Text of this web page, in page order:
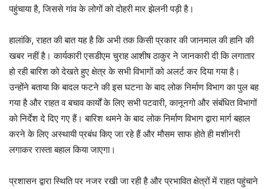
पहुंचाया है, जिससे गांव के लोगों को दोहरी मार झेलनी पड़ी है।
हालांकि, राहत की बात यह है कि अभी तक किसी प्रकार की जानमाल की हानि की
खबर नहीं है। कार्यकारी एसडीएम चुराह आशीष ठाकुर ने जानकारी दी कि लगातार
हो रही बारिश को देखते हुए क्षेत्र के सभी विभागों को अलर्ट कर दिया गया है।
उन्होंने बताया कि बादल फटने की इस घटना के बाद लोक निर्माण विभाग का पुल बह
गया है और राहत व बचाव कार्यों के लिए सभी पटवारी, कानूनगो और संबंधित विभागों
को निर्देश दे दिए गए हैं। बारिश थमने के बाद लोक निर्माण विभाग द्वारा मार्ग बहाल
करने के लिए अस्थायी प्रबंध किए जा रहे हैं और मौसम साफ होते ही मशीनरी
लगाकर रास्ता बहाल किया जाएगा।
प्रशासन द्वारा स्थिति पर नजर रखी जा रही है और प्रभावित क्षेत्रों में राहत पहुंचाने